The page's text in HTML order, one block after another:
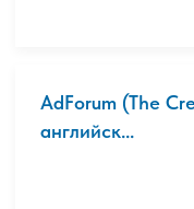
AdForum (The
английск...